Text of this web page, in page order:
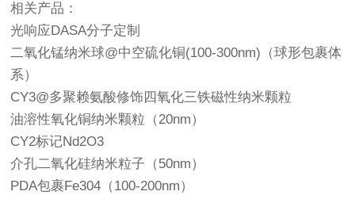
相关产品：
光响应DASA分子定制
二氧化锰纳米球@中空硫化铜(100-300nm)（球形包裹体
系）
CY3@多聚赖氨酸修饰四氧化三铁磁性纳米颗粒
油溶性氧化铜纳米颗粒（20nm）
CY2标记Nd2O3
介孔二氧化硅纳米粒子（50nm）
PDA包裹Fe304（100-200nm）